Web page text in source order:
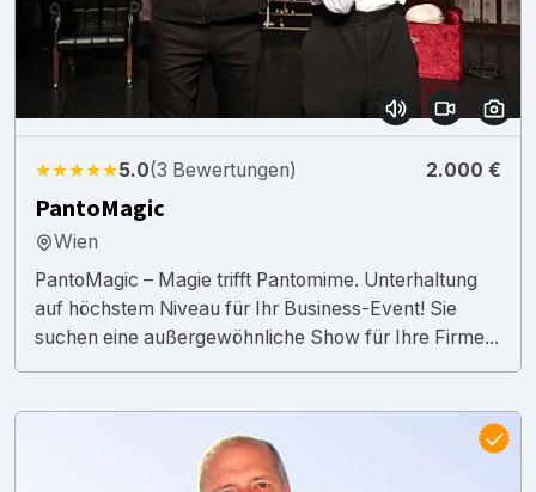
★★★★★5.0(3 Bewertungen) 2.000 €
PantoMagic
Wien
PantoMagic – Magie trifft Pantomime. Unterhaltung
auf höchstem Niveau für Ihr Business-Event! Sie
suchen eine außergewöhnliche Show für Ihre Firme...